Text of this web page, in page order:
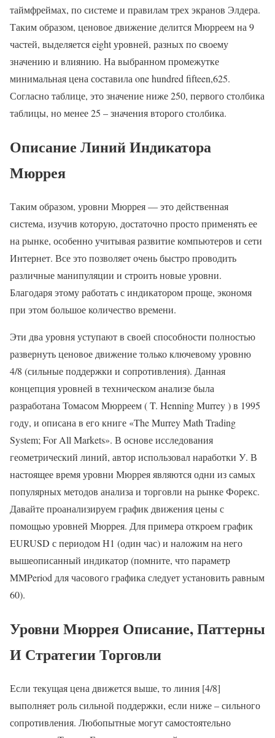
таймфреймах, по системе и правилам трех экранов Элдера.
Таким образом, ценовое движение делится Мюрреем на 9
частей, выделяется eight уровней, разных по своему
значению и влиянию. На выбранном промежутке
минимальная цена составила one hundred fifteen,625.
Согласно таблице, это значение ниже 250, первого столбика
таблицы, но менее 25 – значения второго столбика.
Описание Линий Индикатора
Мюррея
Таким образом, уровни Мюррея — это действенная
система, изучив которую, достаточно просто применять ее
на рынке, особенно учитывая развитие компьютеров и сети
Интернет. Все это позволяет очень быстро проводить
различные манипуляции и строить новые уровни.
Благодаря этому работать с индикатором проще, экономя
при этом большое количество времени.
Эти два уровня уступают в своей способности полностью
развернуть ценовое движение только ключевому уровню
4/8 (сильные поддержки и сопротивления). Данная
концепция уровней в техническом анализе была
разработана Томасом Мюрреем ( T. Henning Murrey ) в 1995
году, и описана в его книге «The Murrey Math Trading
System; For All Markets». В основе исследования
геометрический линий, автор использовал наработки У. В
настоящее время уровни Мюррея являются одни из самых
популярных методов анализа и торговли на рынке Форекс.
Давайте проанализируем график движения цены с
помощью уровней Мюррея. Для примера откроем график
EURUSD с периодом Н1 (один час) и наложим на него
вышеописанный индикатор (помните, что параметр
MMPeriod для часового графика следует установить равным
60).
Уровни Мюррея Описание, Паттерны
И Стратегии Торговли
Если текущая цена движется выше, то линия [4/8]
выполняет роль сильной поддержки, если ниже – сильного
сопротивления. Любопытные могут самостоятельно